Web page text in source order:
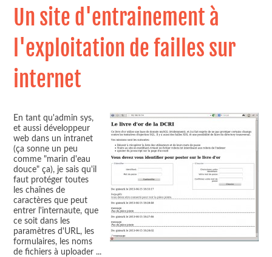
Un site d'entrainement à
l'exploitation de failles sur
internet
En tant qu'admin sys,
et aussi développeur
web dans un intranet
(ça sonne un peu
comme "marin d'eau
douce" ça), je sais qu'il
faut protéger toutes
les chaînes de
caractères que peut
entrer l'internaute, que
ce soit dans les
paramètres d'URL, les
formulaires, les noms
de fichiers à uploader ...